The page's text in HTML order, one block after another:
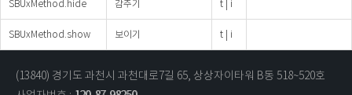
SBUxMethod.hide 감추기 t | i
SBUxMethod.show 보이기 t | i
(13840) 경기도 과천시 과천대로7길 65, 상상자이타워 B동 518~520호